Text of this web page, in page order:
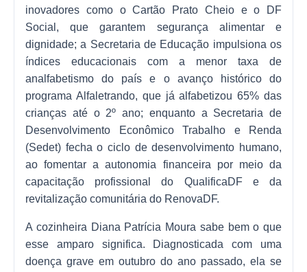
inovadores como o Cartão Prato Cheio e o DF
Social, que garantem segurança alimentar e
dignidade; a Secretaria de Educação impulsiona os
índices educacionais com a menor taxa de
analfabetismo do país e o avanço histórico do
programa Alfaletrando, que já alfabetizou 65% das
crianças até o 2º ano; enquanto a Secretaria de
Desenvolvimento Econômico Trabalho e Renda
(Sedet) fecha o ciclo de desenvolvimento humano,
ao fomentar a autonomia financeira por meio da
capacitação profissional do QualificaDF e da
revitalização comunitária do RenovaDF.
A cozinheira Diana Patrícia Moura sabe bem o que
esse amparo significa. Diagnosticada com uma
doença grave em outubro do ano passado, ela se